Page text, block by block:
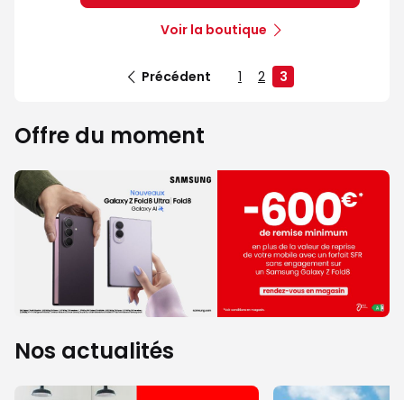
Voir la boutique
Précédent 1 2 3
Offre du moment
Nos actualités